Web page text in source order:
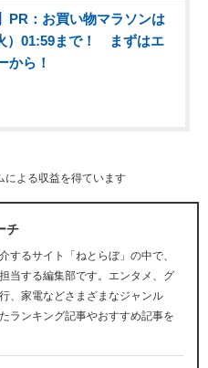
PR：お買い物マラソンは
）01:59まで！ まずはエ
から！
よる収益を得ています
チ
するサイト「ねとらぼ」の中で、
当する編集部です。エンタメ、グ
、家電などさまざまなジャンル
ランキング記事やおすすめ記事を